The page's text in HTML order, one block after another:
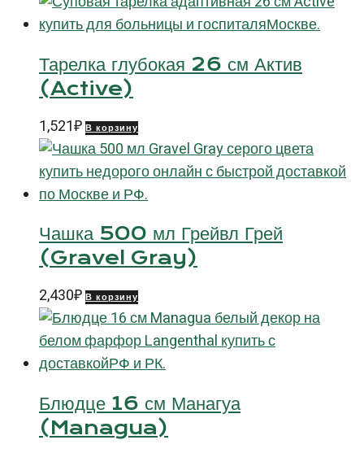
Тарелка глубокая 26 см Актив
(Active)
1,521₽ В корзину
Чашка 500 мл Грейвл Грей
(Gravel Gray)
2,430₽ В корзину
Блюдце 16 см Манагуа
(Managua)